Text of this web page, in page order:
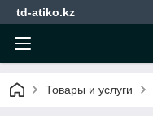
td-atiko.kz
Товары и услуги